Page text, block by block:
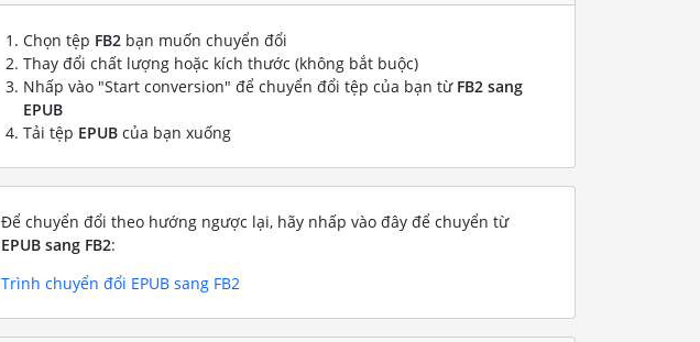
Chọn tệp FB2 bạn muốn chuyển đổi
Thay đổi chất lượng hoặc kích thước (không bắt buộc)
Nhấp vào "Start conversion" để chuyển đổi tệp của bạn từ FB2 sang
EPUB
Tải tệp EPUB của bạn xuống
Để chuyển đổi theo hướng ngược lại, hãy nhấp vào đây để chuyển từ
EPUB sang FB2:
Trình chuyển đổi EPUB sang FB2